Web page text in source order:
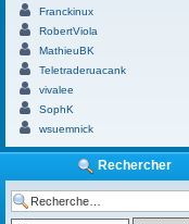
Franckinux
RobertViola
MathieuBK
Teletraderuacank
vivalee
SophK
wsuemnick
Rechercher